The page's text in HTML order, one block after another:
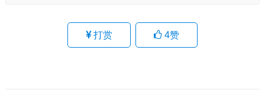
打赏 4赞